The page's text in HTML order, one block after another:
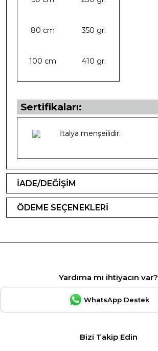
80 cm 350 gr.
100 cm 410 gr.
Sertifikaları:
İtalya menşeilidir.
İADE/DEĞİŞİM
ÖDEME SEÇENEKLERİ
Yardıma mı ihtiyacın var?
WhatsApp Destek
Bizi Takip Edin